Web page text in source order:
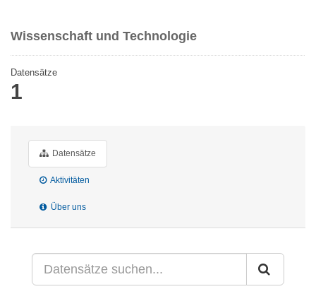
Wissenschaft und Technologie
Datensätze
1
Datensätze
Aktivitäten
Über uns